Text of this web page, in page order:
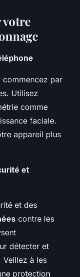
votre
commencez par
Utilisez
comme
faciale.
appareil plus
et
et des
contre les
détecter et
Veillez à les
protection